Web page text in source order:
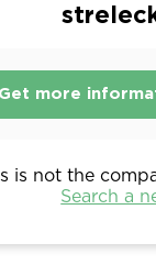
Get more
is not the
Search a